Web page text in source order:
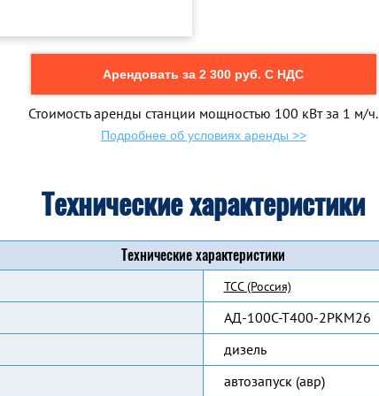
Арендовать за 2 300 руб. С НДС
Стоимость аренды станции мощностью 100 кВт за 1 м/ч.
Подробнее об условиях аренды >>
Технические характеристики
Технические характеристики
ТСС (Россия)
АД-100С-Т400-2РКМ26
дизель
автозапуск (авр)